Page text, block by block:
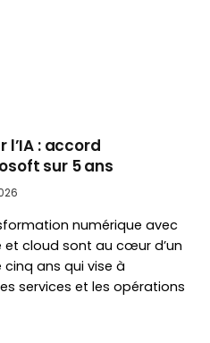
: accord
sur 5 ans
numérique avec
et cloud sont au cœur d’un
ans qui vise à
services et les opérations